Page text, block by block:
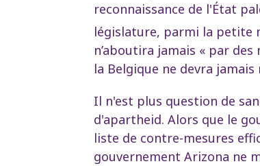
reconnaissance de l'État
législature, parmi la petite
n’aboutira jamais « par
la Belgique ne devra
Il n'est plus question de
d'apartheid. Alors que le
liste de contre-mesures
gouvernement Arizona ne